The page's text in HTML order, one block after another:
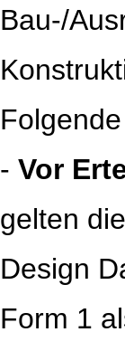
Bau-/
- Vor
gelten
Design
Form 1